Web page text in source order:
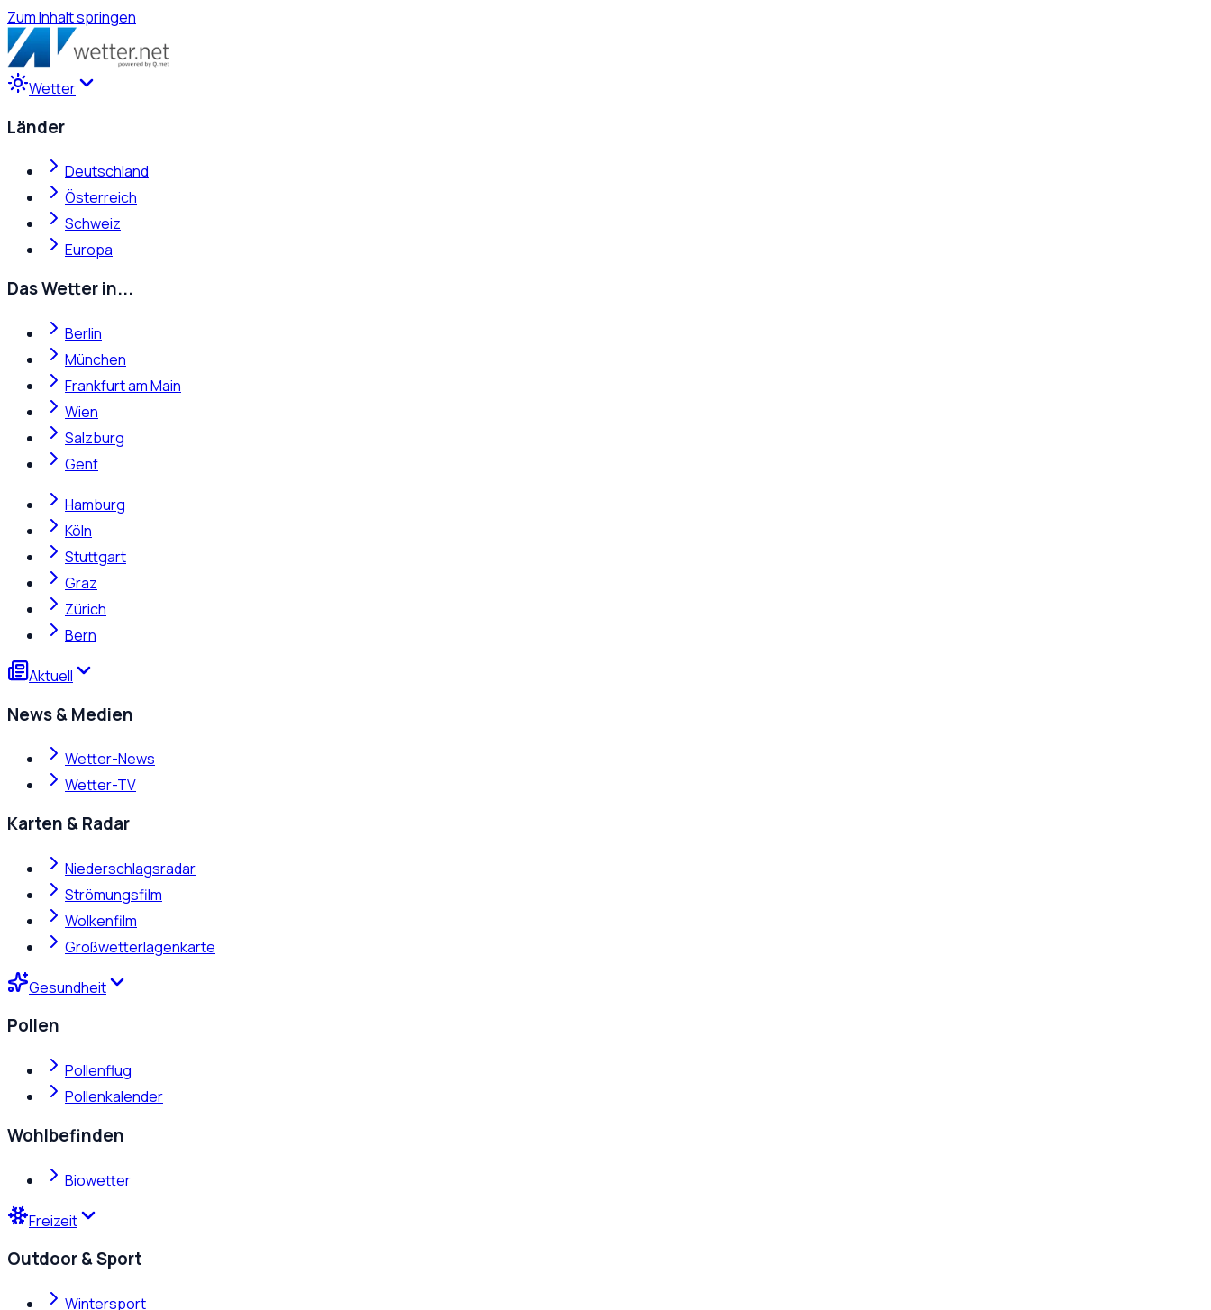
Zum Inhalt springen
Wetter
Länder
Deutschland
Österreich
Schweiz
Europa
Das Wetter in...
Berlin
München
Frankfurt am Main
Wien
Salzburg
Genf
Hamburg
Köln
Stuttgart
Graz
Zürich
Bern
Aktuell
News & Medien
Wetter-News
Wetter-TV
Karten & Radar
Niederschlagsradar
Strömungsfilm
Wolkenfilm
Großwetterlagenkarte
Gesundheit
Pollen
Pollenflug
Pollenkalender
Wohlbefinden
Biowetter
Freizeit
Outdoor & Sport
Wintersport